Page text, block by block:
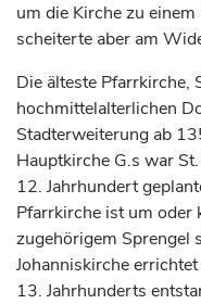
um die Kirche zu
scheiterte aber am
Die älteste Pfarrkirche,
hochmittelalterlichen
Stadterweiterung ab
Hauptkirche G.s war
12. Jahrhundert
Pfarrkirche ist um
zugehörigem Sprengel
Johanniskirche
13. Jahrhunderts